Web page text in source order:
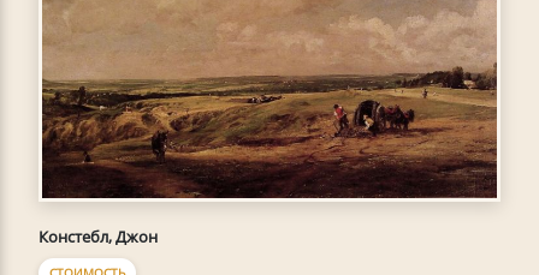
Констебл, Джон